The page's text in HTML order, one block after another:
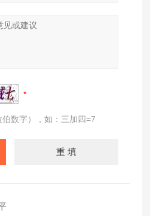
数字），如：三加四=7